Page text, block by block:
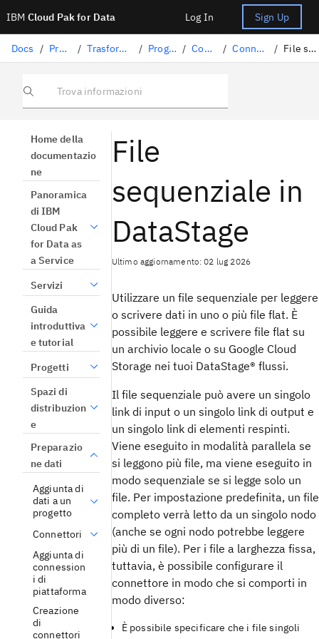
IBM Cloud Pak for Data Log In Sign Up
Docs / Preparazione dati / Trasformazione dei dati con DataStage / Progettazione dei flussi / Connettori DataStage / Connettori di file in DataStage / File sequenziale in DataStage
Trova informazioni
Home della
documentazio
ne
Panoramica
di IBM
Cloud Pak
for Data as
a Service
Servizi
Guida
introduttiva
e tutorial
Progetti
Spazi di
distribuzion
e
Preparazio
ne dati
Aggiunta di
dati a un
progetto
Connettori
Aggiunta di
connession
i di
piattaforma
Creazione
di
connettori
File
sequenziale in
DataStage
Ultimo aggiornamento: 02 lug 2026
Utilizzare un file sequenziale per leggere
o scrivere dati in uno o più file flat. È
possibile leggere e scrivere file flat su
un archivio locale o su Google Cloud
Storage nei tuoi DataStage® flussi.
Il file sequenziale può avere un singolo
link di input o un singolo link di output e
un singolo link di elementi respinti.
Viene eseguito in modalità parallela se
si leggono più file, ma viene eseguito in
modo sequenziale se si legge solo un
file. Per impostazione predefinita, un file
completo verrà letto da un singolo nodo
(anche se ogni nodo potrebbe leggere
più di un file). Per i file a larghezza fissa,
tuttavia, è possibile configurare il
connettore in modo che si comporti in
modo diverso:
È possibile specificare che i file singoli